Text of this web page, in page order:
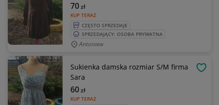
KUP TERAZ
70zł
CZĘSTO SPRZEDAJE
SPRZEDAJĄCY: OSOBA PRYWATNA
Antoniew
Sukienka damska rozmiar S/M firma
Sara
KUP TERAZ
60zł